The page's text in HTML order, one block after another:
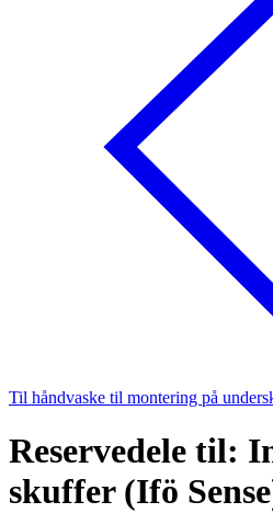
Til håndvaske til montering på
Reservedele til:
skuffer (Ifö